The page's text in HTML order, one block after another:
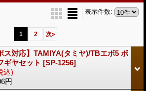
表示件数:
1 2 次»
ス対応】TAMIYA(タミヤ)/TBエボ5 ボ
ギヤセット [SP-1256]
込)
円